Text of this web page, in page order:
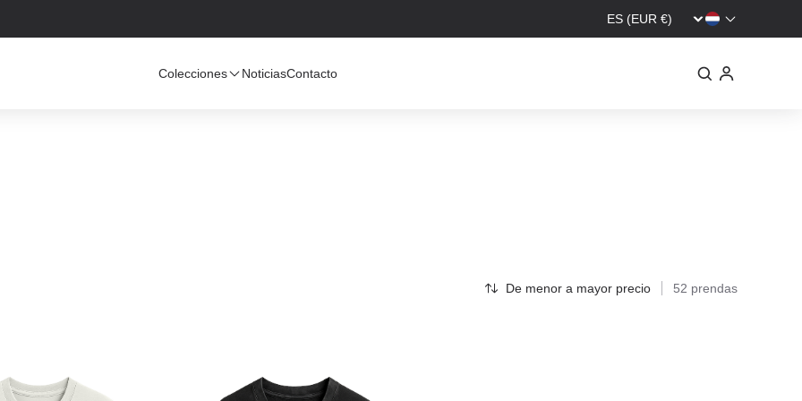
Colecciones NoticiasContacto
De menor a mayor precio 52 prendas